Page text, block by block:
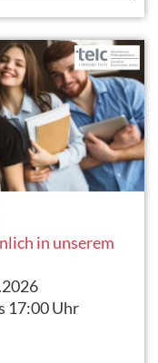
in unserem
17:00 Uhr